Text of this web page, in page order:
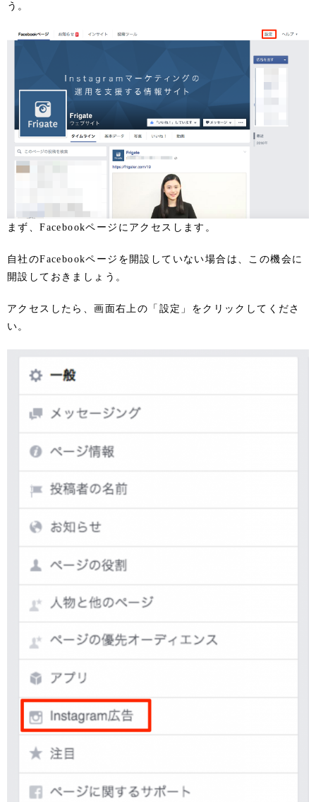
う。
まず、Facebookページにアクセスします。
自社のFacebookページを開設していない場合は、この機会に
開設しておきましょう。
アクセスしたら、画面右上の「設定」をクリックしてくださ
い。